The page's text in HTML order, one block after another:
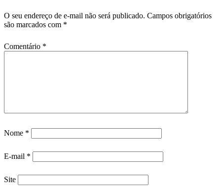
O seu endereço de e-mail não será publicado. Campos obrigatórios
são marcados com *
Comentário *
Nome *
E-mail *
Site